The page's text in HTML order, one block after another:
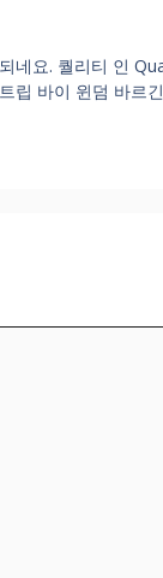
네요. 퀄리티 인
립 바이 윈덤 바르